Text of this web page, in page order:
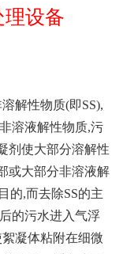
设备
解性物质(即SS),
溶液解性物质,污
剂使大部分溶解性
或大部分非溶液解
的,而去除SS的主
的污水进入气浮
凝体粘附在细微